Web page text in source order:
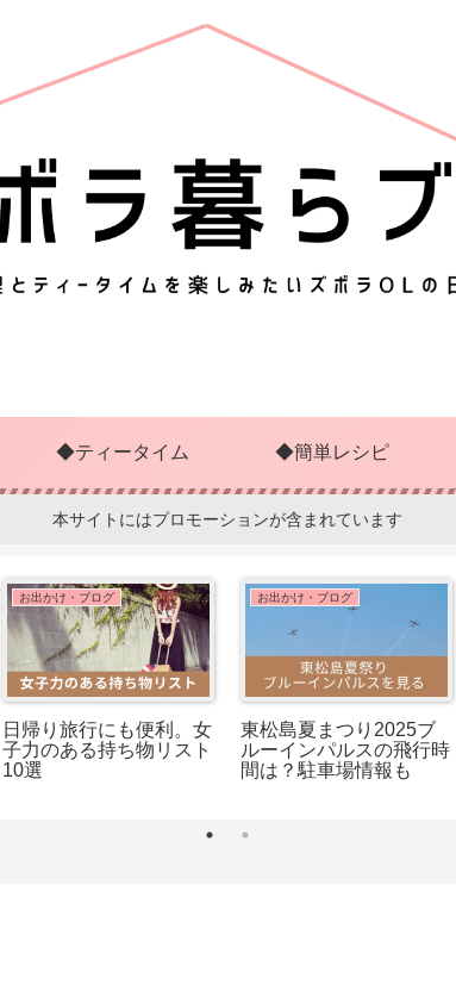
◆ティータイム ◆簡単レシピ
本サイトにはプロモーションが含まれています
お出かけ・ブログ
日帰り旅行にも便利。女
子力のある持ち物リスト
10選
お出かけ・ブログ
東松島夏まつり2025ブ
ルーインパルスの飛行時
間は？駐車場情報も